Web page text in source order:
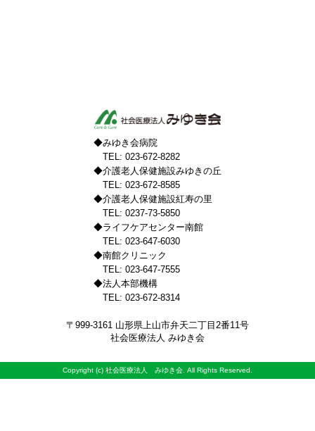
◆みゆき会病院
TEL: 023-672-8282
◆介護老人保健施設みゆきの丘
TEL: 023-672-8585
◆介護老人保健施設紅寿の里
TEL: 0237-73-5850
◆ライフケアセンター南館
TEL: 023-647-6030
◆南館クリニック
TEL: 023-647-7555
◆法人本部機構
TEL: 023-672-8314
〒999-3161 山形県上山市弁天二丁目2番11号
社会医療法人 みゆき会
Copyright (c) 社会医療法人 みゆき会. All Rights Reserved.